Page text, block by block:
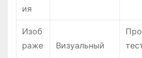
ия
Изоб
раже
Визуальный